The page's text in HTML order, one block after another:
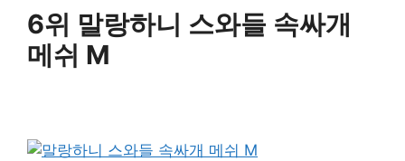
6위 말랑하니 스와들 속싸개
메쉬 M